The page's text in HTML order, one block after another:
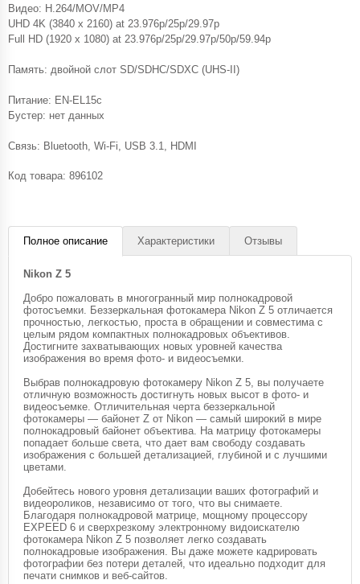
Видео: H.264/MOV/MP4
UHD 4K (3840 x 2160) at 23.976p/25p/29.97p
Full HD (1920 x 1080) at 23.976p/25p/29.97p/50p/59.94p
Память: двойной слот SD/SDHC/SDXC (UHS-II)
Питание: EN-EL15c
Бустер: нет данных
Связь: Bluetooth, Wi-Fi, USB 3.1, HDMI
Код товара: 896102
Полное описание Характеристики Отзывы
Nikon Z 5
Добро пожаловать в многогранный мир полнокадровой
фотосъемки. Беззеркальная фотокамера Nikon Z 5 отличается
прочностью, легкостью, проста в обращении и совместима с
целым рядом компактных полнокадровых объективов.
Достигните захватывающих новых уровней качества
изображения во время фото- и видеосъемки.
Выбрав полнокадровую фотокамеру Nikon Z 5, вы получаете
отличную возможность достигнуть новых высот в фото- и
видеосъемке. Отличительная черта беззеркальной
фотокамеры — байонет Z от Nikon — самый широкий в мире
полнокадровый байонет объектива. На матрицу фотокамеры
попадает больше света, что дает вам свободу создавать
изображения с большей детализацией, глубиной и с лучшими
цветами.
Добейтесь нового уровня детализации ваших фотографий и
видеороликов, независимо от того, что вы снимаете.
Благодаря полнокадровой матрице, мощному процессору
EXPEED 6 и сверхрезкому электронному видоискателю
фотокамера Nikon Z 5 позволяет легко создавать
полнокадровые изображения. Вы даже можете кадрировать
фотографии без потери деталей, что идеально подходит для
печати снимков и веб-сайтов.